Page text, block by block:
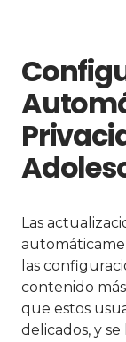
Las
las
contenido
que estos
delicados, y